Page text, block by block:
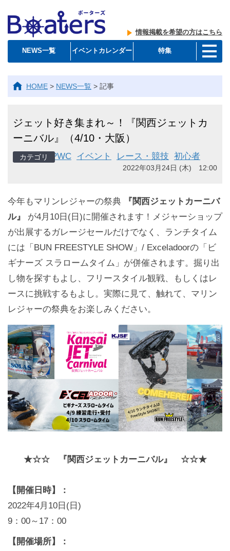
情報掲載を希望の方はこちら
NEWS一覧 イベントカレンダー 特集
HOME > NEWS一覧 > 記事
ジェット好き集まれ～！『関西ジェットカ
ーニバル』（4/10・大阪）
PWC イベント レース・競技 初心者
2022年03月24日 (木) 12:00
今年もマリンレジャーの祭典
『関西ジェットカーニバ
ル』
が4月10日(日)に開催されます！メジャーショップ
が出展するガレージセールだけでなく、ランチタイム
には「BUN FREESTYLE SHOW」/ Exceladoorの「ビ
ギナーズ スラロームタイム」が併催されます。​ 掘り出
し物を探すもよし、フリースタイル観戦、もしくはレ
ースに挑戦するもよし。実際に見て、触れて、マリン
レジャーの祭典をお楽しみください。
★☆☆ 『関西ジェットカーニバル』 ☆☆★
【開催日時】：
2022年4月10日(日)
9：00～17：00
【開催場所】：